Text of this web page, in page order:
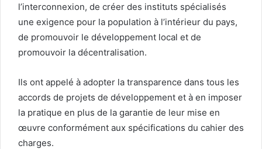
l’interconnexion, de créer des instituts spécialisés
une exigence pour la population à l’intérieur du pays,
de promouvoir le développement local et de
promouvoir la décentralisation.
Ils ont appelé à adopter la transparence dans tous les
accords de projets de développement et à en imposer
la pratique en plus de la garantie de leur mise en
œuvre conformément aux spécifications du cahier des
charges.